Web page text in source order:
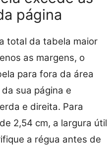
página
total da tabela maior
as margens, o
para fora da área
sua página e
e direita. Para
2,54 cm, a largura útil
a régua antes de